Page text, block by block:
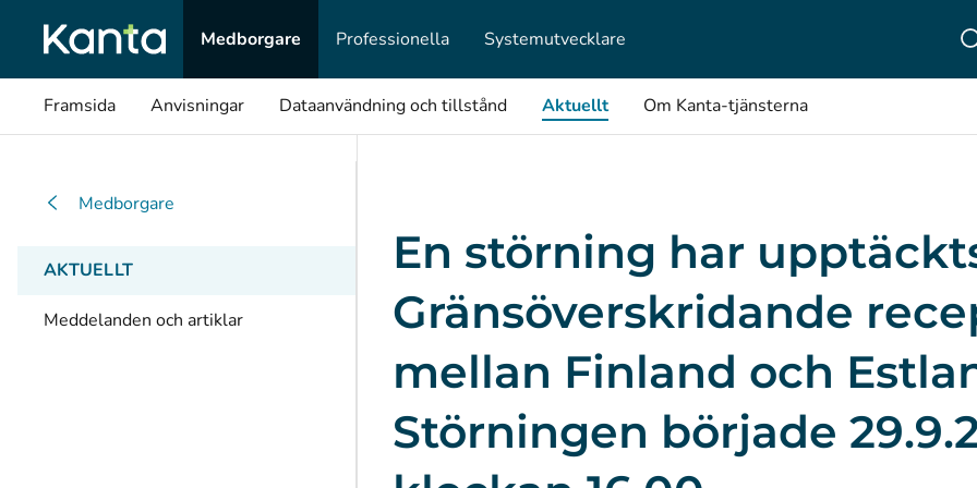
Medborgare
Professionella Systemutvecklare
Framsida Anvisningar Dataanvändning och tillstånd Aktuellt Om Kanta-tjänsterna
Medborgare
AKTUELLT
Meddelanden och artiklar
En störning har
Gränsöverskridande
mellan Finland och
Störningen började